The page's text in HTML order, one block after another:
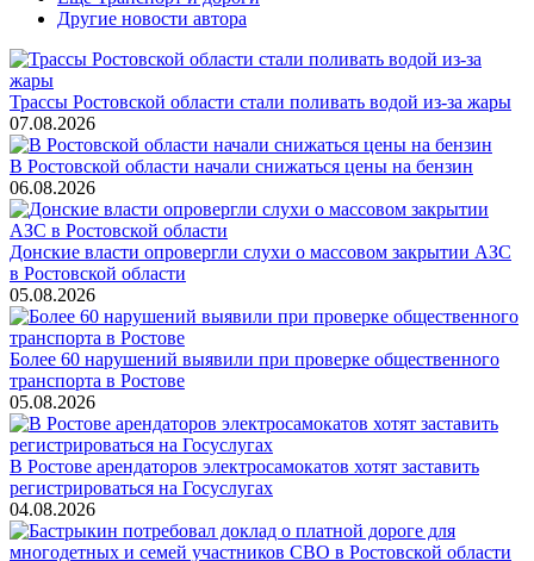
Другие новости автора
Трассы Ростовской области стали поливать водой из-за жары
07.08.2026
В Ростовской области начали снижаться цены на бензин
06.08.2026
Донские власти опровергли слухи о массовом закрытии АЗС
в Ростовской области
05.08.2026
Более 60 нарушений выявили при проверке общественного
транспорта в Ростове
05.08.2026
В Ростове арендаторов электросамокатов хотят заставить
регистрироваться на Госуслугах
04.08.2026